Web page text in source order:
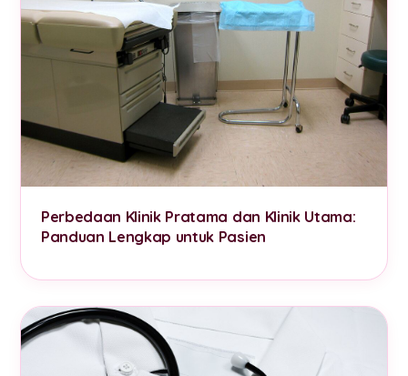
Perbedaan Klinik Pratama dan Klinik Utama:
Panduan Lengkap untuk Pasien